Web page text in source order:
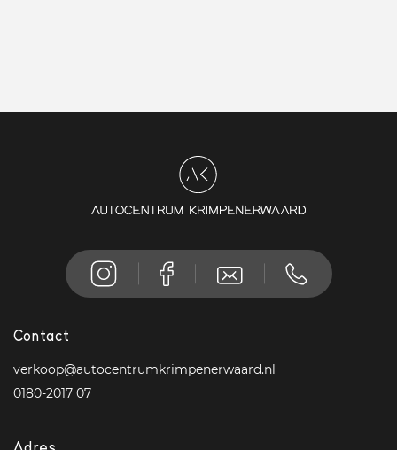
Contact
verkoop@autocentrumkrimpenerwaard.nl
0180-2017 07